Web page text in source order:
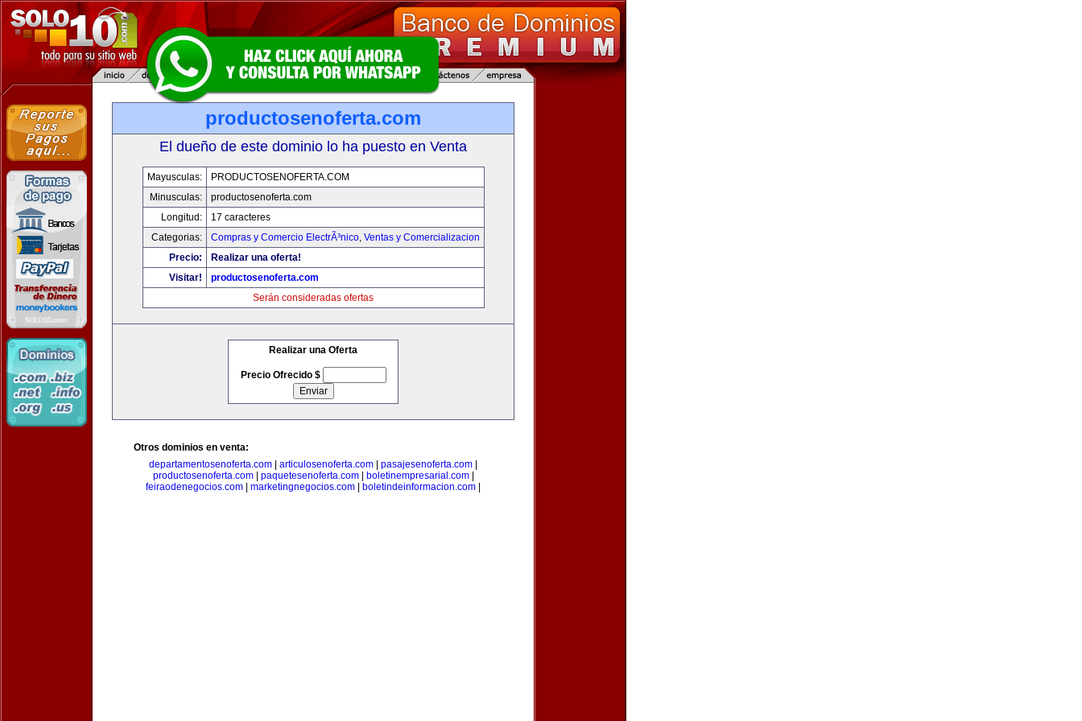
productosenoferta.com
El dueño de este dominio lo ha puesto en Venta
Mayusculas:
PRODUCTOSENOFERTA.COM
Minusculas:
productosenoferta.com
Longitud:
17 caracteres
Categorias:
Compras y Comercio ElectrÃ³nico, Ventas y Comercializacion
Precio:
Realizar una oferta!
Visitar!
productosenoferta.com
Serán consideradas ofertas
Realizar una Oferta
Precio Ofrecido $
Otros dominios en venta:
departamentosenoferta.com
articulosenoferta.com pasajesenoferta.com
productosenoferta.com| paquetesenoferta.com| boletinempresarial.com|
feiraodenegocios.com
marketingnegocios.com boletindeinformacion.com